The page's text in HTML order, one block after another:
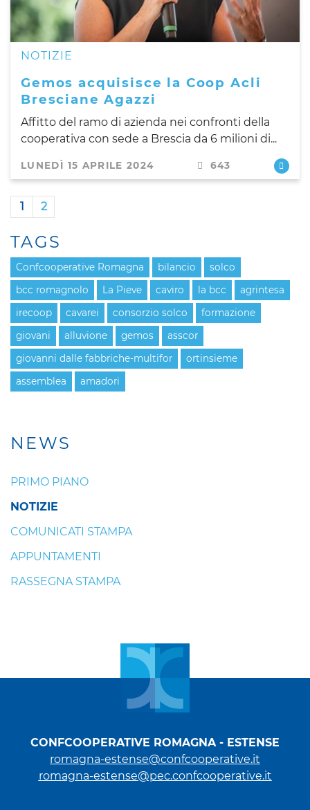
NOTIZIE
Gemos acquisisce la Coop Acli
Bresciane Agazzi
Affitto del ramo di azienda nei confronti della
cooperativa con sede a Brescia da 6 milioni di...
LUNEDÌ 15 APRILE 2024 643
1 2
NEWS
PRIMO PIANO
NOTIZIE
COMUNICATI STAMPA
APPUNTAMENTI
RASSEGNA STAMPA
TAGS
Confcooperative Romagna bilancio solco
bcc romagnolo La Pieve caviro la bcc agrintesa
irecoop cavarei consorzio solco formazione
giovani alluvione gemos asscor
giovanni dalle fabbriche-multifor ortinsieme
assemblea amadori
CONFCOOPERATIVE ROMAGNA - ESTENSE
romagna-estense@confcooperative.it
romagna-estense@pec.confcooperative.it